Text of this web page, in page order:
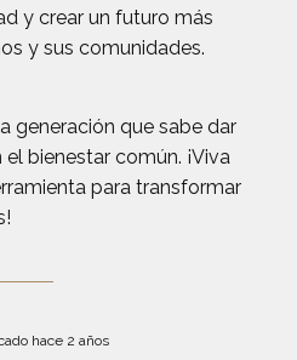
y crear un futuro más
y sus comunidades.
generación que sabe dar
bienestar común. ¡Viva
para transformar
hace 2 años